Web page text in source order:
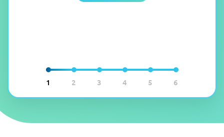
1 2 3 4 5 6